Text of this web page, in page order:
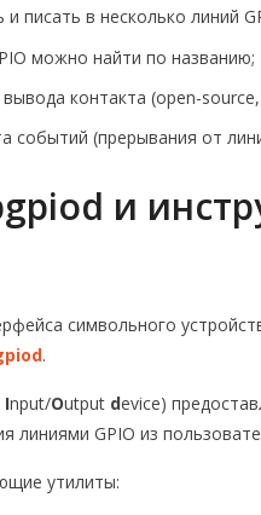
писать в несколько линий
можно найти по названию;
контакта (open-
событий (прерывания от
и
символьного
.
Input/Output device)
линиями GPIO из
утилиты: